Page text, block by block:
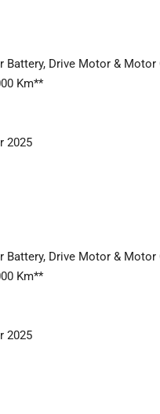
Battery, Drive Motor &
Km**
2025
Battery, Drive Motor &
Km**
2025